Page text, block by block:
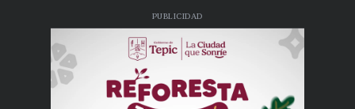
PUBLICIDAD